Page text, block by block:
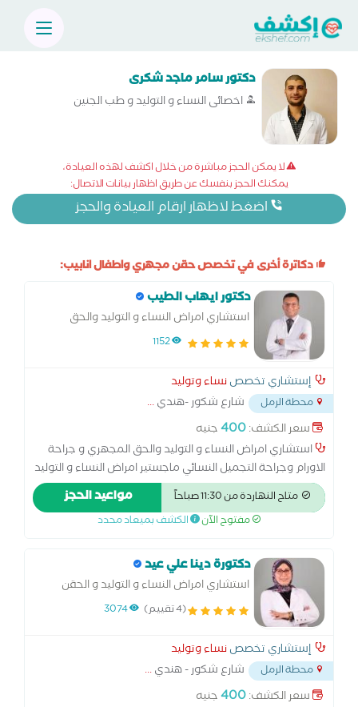
دكتور سامر ماجد شكرى
اخصائى النساء و التوليد و طب الجنين
لا يمكن الحجز مباشرة من خلال اكشف لهذه العيادة،
يمكنك الحجز بنفسك عن طريق اظهار بيانات الاتصال:
اضغط لاظهار ارقام العيادة والحجز
دكاترة أخرى في تخصص حقن مجهري واطفال انابيب:
دكتور ايهاب الطيب
استشاري امراض النساء و التوليد والحق
المجهري وجراحة التجميل النسائي.
1152
إستشاري تخصصنساء وتوليد
محطة الرمل شارع شكور -هندي...
سعر الكشف:400جنيه
استشاري امراض النساء و التوليد والحق المجهري و جراحة
الاورام وجراحة التجميل النسائي ماجستير امراض النساء و التوليد
كلية الطب - جامعة الاسكندرية زماله الكليه الملكية MECOG -
لندن زمالة الكلية الملكية MRCPI - دبلن البورد الاوربي لامراض
النساء و التوليد EBCOG - بروكسل - بلجيكا
متاح النهاردة من 11:30 صباحاً مواعيد الحجز
مفتوح الآن الكشف بميعاد محدد
دكتورة دينا علي عيد
استشاري امراض النساء و التوليد و الحقن
المجهري والحمل الحرج وطب الجنين ماجستير
لندن
(4 تقييم) 3074
إستشاري تخصصنساء وتوليد
محطة الرمل شارع شكور - هندي...
سعر الكشف:400جنيه